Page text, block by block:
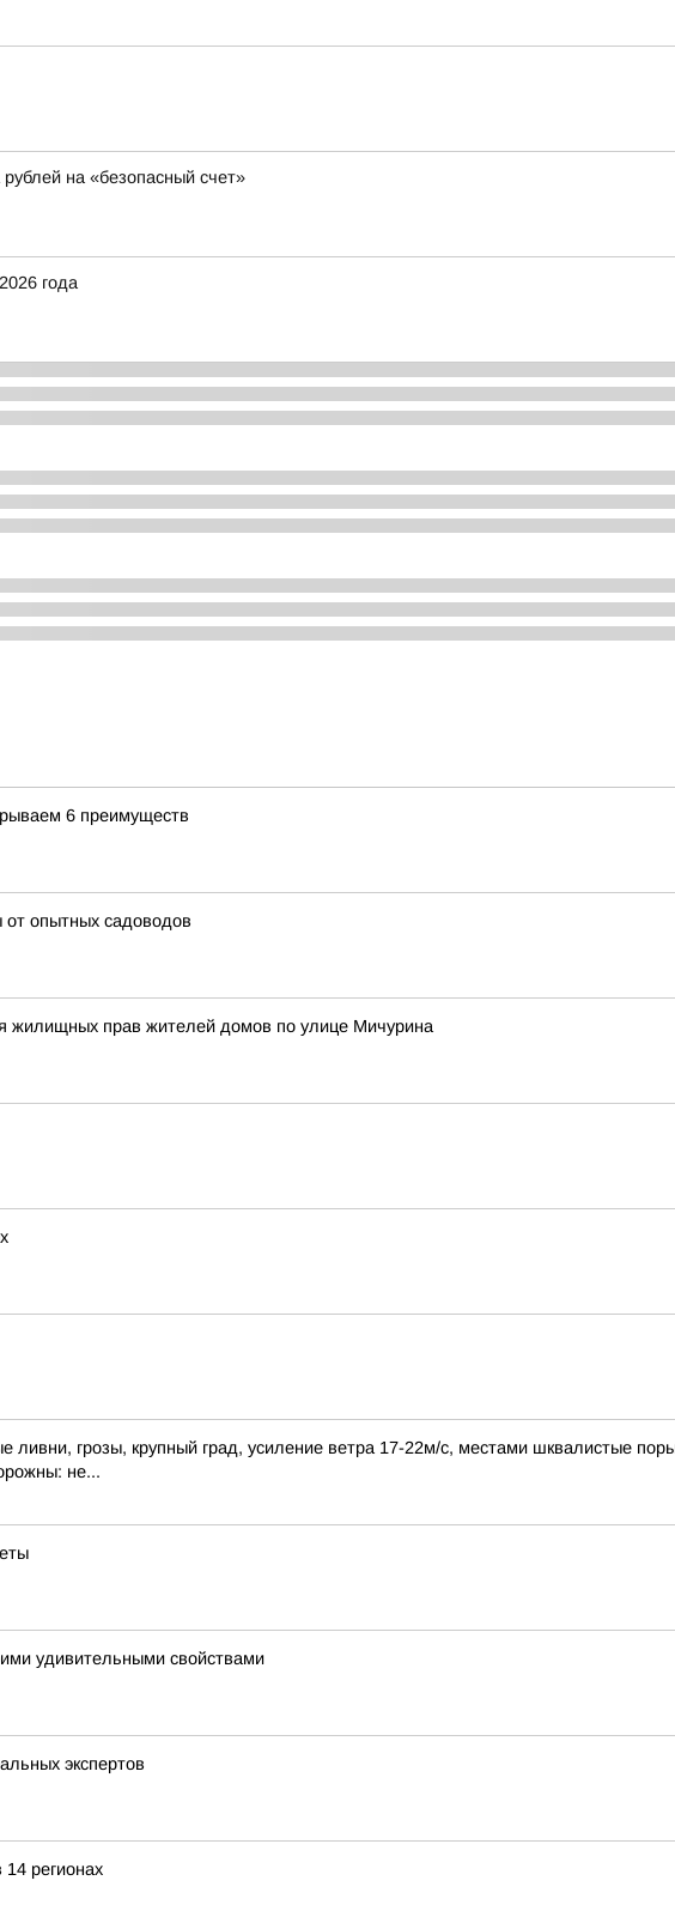
на «безопасный счет»
года
6 преимуществ
опытных садоводов
жилищных прав жителей домов по улице Мичурина
грозы, крупный град, усиление ветра 17-22м/с, местами шквалистые
не...
удивительными свойствами
экспертов
регионах